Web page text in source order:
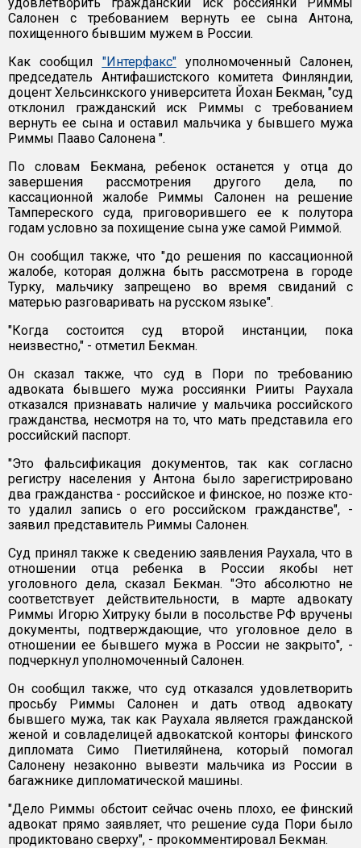
Салонен с требованием вернуть ее сына Антона,
похищенного бывшим мужем в России.
Как сообщил "Интерфакс"уполномоченный Салонен,
председатель Антифашистского комитета Финляндии,
доцент Хельсинкского университета Йохан Бекман, "суд
отклонил гражданский иск Риммы с требованием
вернуть ее сына и оставил мальчика у бывшего мужа
Риммы Пааво Салонена ".
По словам Бекмана, ребенок останется у отца до
завершения рассмотрения другого дела, по
кассационной жалобе Риммы Салонен на решение
Тампереского суда, приговорившего ее к полутора
годам условно за похищение сына уже самой Риммой.
Он сообщил также, что "до решения по кассационной
жалобе, которая должна быть рассмотрена в городе
Турку, мальчику запрещено во время свиданий с
матерью разговаривать на русском языке".
"Когда состоится суд второй инстанции, пока
неизвестно," - отметил Бекман.
Он сказал также, что суд в Пори по требованию
адвоката бывшего мужа россиянки Рииты Раухала
отказался признавать наличие у мальчика российского
гражданства, несмотря на то, что мать представила его
российский паспорт.
"Это фальсификация документов, так как согласно
регистру населения у Антона было зарегистрировано
два гражданства - российское и финское, но позже кто-
то удалил запись о его российском гражданстве", -
заявил представитель Риммы Салонен.
Суд принял также к сведению заявления Раухала, что в
отношении отца ребенка в России якобы нет
уголовного дела, сказал Бекман. "Это абсолютно не
соответствует действительности, в марте адвокату
Риммы Игорю Хитруку были в посольстве РФ вручены
документы, подтверждающие, что уголовное дело в
отношении ее бывшего мужа в России не закрыто", -
подчеркнул уполномоченный Салонен.
Он сообщил также, что суд отказался удовлетворить
просьбу Риммы Салонен и дать отвод адвокату
бывшего мужа, так как Раухала является гражданской
женой и совладелицей адвокатской конторы финского
дипломата Симо Пиетиляйнена, который помогал
Салонену незаконно вывезти мальчика из России в
багажнике дипломатической машины.
"Дело Риммы обстоит сейчас очень плохо, ее финский
адвокат прямо заявляет, что решение суда Пори было
продиктовано сверху", - прокомментировал Бекман.